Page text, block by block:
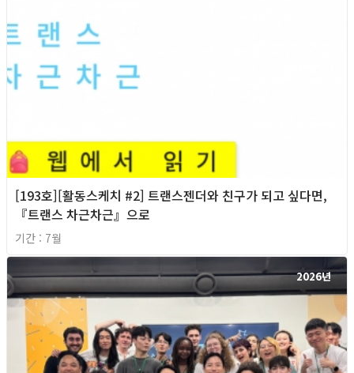
[193호][활동스케치 #2] 트랜스젠더와 친구가 되고 싶다면,
『트랜스 차근차근』으로
기간 : 7월
2026년